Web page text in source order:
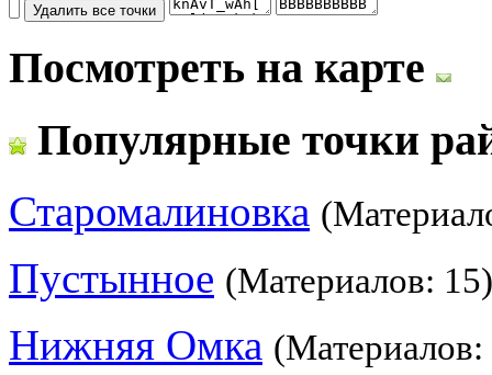
Посмотреть на карте
Популярные точки
Старомалиновка
Пустынное (Материалов: 15)
Нижняя Омка (Материалов: